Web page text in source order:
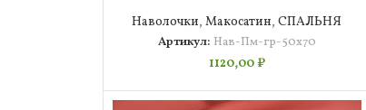
50х70
Наволочки,Макосатин,СПАЛЬНЯ
Артикул: Нав-Пм-гр-50х70
1120,00₽